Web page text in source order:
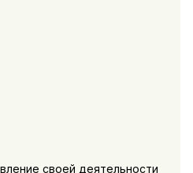
своей деятельности